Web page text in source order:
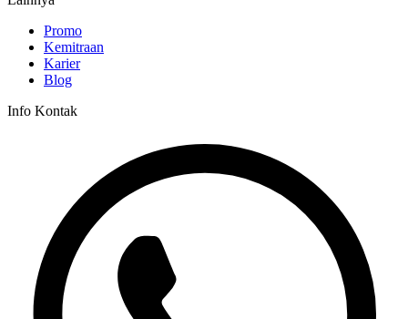
Promo
Kemitraan
Karier
Blog
Info Kontak